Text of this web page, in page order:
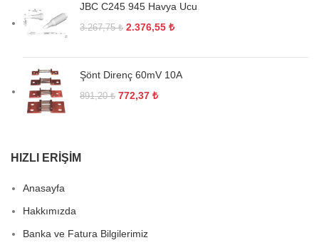
JBC C245 945 Havya Ucu
3.267,75₺ 2.376,55 ₺
Şönt Direnç 60mV 10A
891,20₺ 772,37 ₺
HIZLI ERIŞIM
Anasayfa
Hakkımızda
Banka ve Fatura Bilgilerimiz